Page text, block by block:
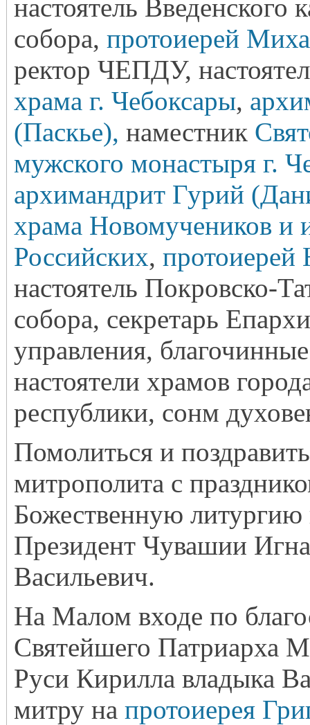
настоятель Введенского
собора, протоиерей
ректор ЧЕПДУ,
храма г. Чебоксары,
(Паскье), наместник
мужского монастыря г.
архимандрит Гурий
храма Новомучеников и
Российских, протоиерей
настоятель Покровско-
собора, секретарь
управления,
настоятели храмов
республики, сонм
Помолиться и
митрополита с
Божественную
Президент Чувашии
Васильевич.
На Малом входе по
Святейшего Патриарха
Руси Кирилла владыка
митру на протоиерея